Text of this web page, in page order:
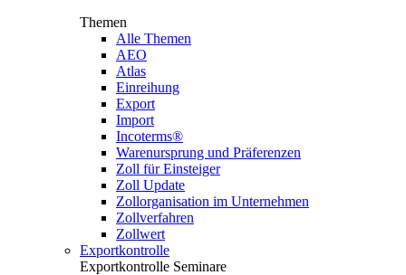
Themen
Alle Themen
AEO
Atlas
Einreihung
Export
Import
Incoterms®
Warenursprung und Präferenzen
Zoll für Einsteiger
Zoll Update
Zollorganisation im Unternehmen
Zollverfahren
Zollwert
Exportkontrolle
Exportkontrolle Seminare